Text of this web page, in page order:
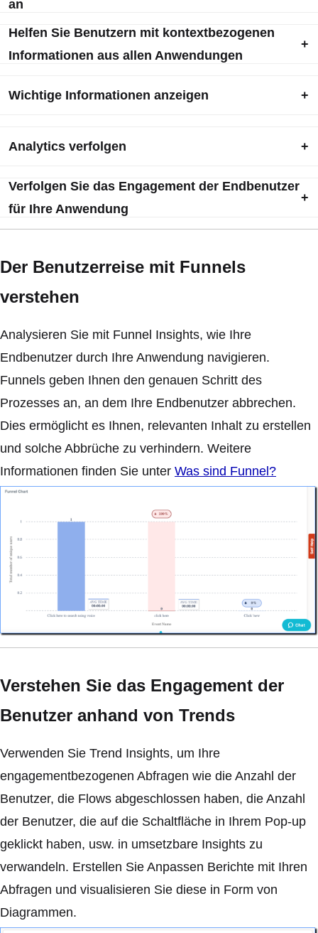
an
Helfen Sie Benutzern mit kontextbezogenen
Informationen aus allen Anwendungen
Wichtige Informationen anzeigen
Analytics verfolgen
Verfolgen Sie das Engagement der Endbenutzer
für Ihre Anwendung
Der Benutzerreise mit Funnels
verstehen
Analysieren Sie mit Funnel Insights, wie Ihre
Endbenutzer durch Ihre Anwendung navigieren.
Funnels geben Ihnen den genauen Schritt des
Prozesses an, an dem Ihre Endbenutzer abbrechen.
Dies ermöglicht es Ihnen, relevanten Inhalt zu erstellen
und solche Abbrüche zu verhindern. Weitere
Informationen finden Sie unter Was sind Funnel?
Verstehen Sie das Engagement der
Benutzer anhand von Trends
Verwenden Sie Trend Insights, um Ihre
engagementbezogenen Abfragen wie die Anzahl der
Benutzer, die Flows abgeschlossen haben, die Anzahl
der Benutzer, die auf die Schaltfläche in Ihrem Pop-up
geklickt haben, usw. in umsetzbare Insights zu
verwandeln. Erstellen Sie Anpassen Berichte mit Ihren
Abfragen und visualisieren Sie diese in Form von
Diagrammen.